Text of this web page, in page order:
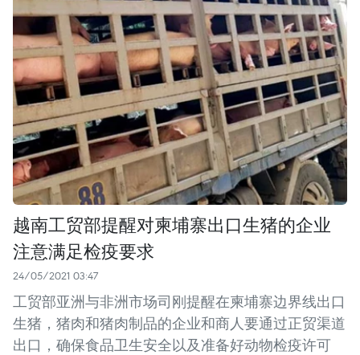
越南工贸部提醒对柬埔寨出口生猪的企业
注意满足检疫要求
24/05/2021 03:47
工贸部亚洲与非洲市场司刚提醒在柬埔寨边界线出口
生猪，猪肉和猪肉制品的企业和商人要通过正贸渠道
出口，确保食品卫生安全以及准备好动物检疫许可